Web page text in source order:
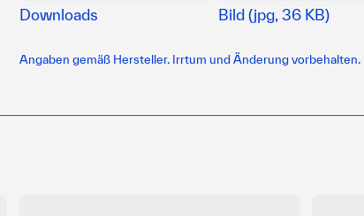
Downloads
Bild (jpg, 36 KB)
Angaben gemäß Hersteller. Irrtum und Änderung vorbehalten.